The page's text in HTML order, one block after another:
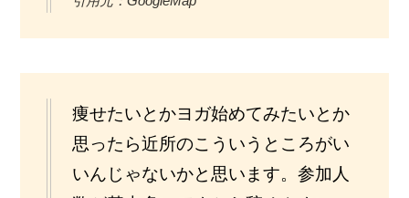
痩せたいとかヨガ始めてみたいとか
思ったら近所のこういうところがい
いんじゃないかと思います。参加人